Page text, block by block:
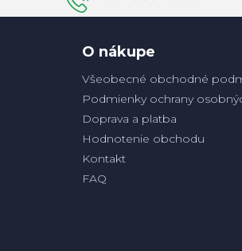
O nákupe
Všeobecné obchodné
Podmienky ochrany
Doprava a platba
Hodnotenie obchodu
Kontakt
FAQ